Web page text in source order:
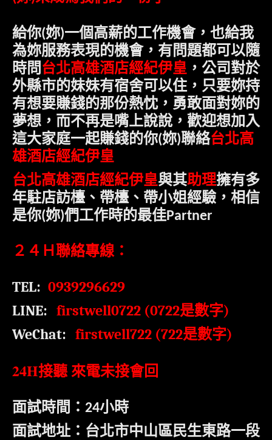
給你(妳)一個高薪的工作機會，也給我
為妳服務表現的機會，有問題都可以隨
時問台北高雄酒店經紀伊皇 ，公司對於
外縣市的妹妹有宿舍可以住，只要妳持
有想要賺錢的那份熱忱，勇敢面對妳的
夢想，而不再是嘴上說說，歡迎想加入
這大家庭一起賺錢的你(妳)聯絡台北高
雄酒店經紀伊皇
台北高雄酒店經紀伊皇與其助理擁有多
年駐店訪檯、帶檯、帶小姐經驗，相信
是你(妳)們工作時的最佳Partner
２４Ｈ聯絡專線：
TEL: 0939296629
LINE: firstwell0722 (0722是數字)
WeChat: firstwell722 (722是數字)
24H接聽 來電未接會回
面試時間： 24小時
面試地址：台北市中山區民生東路一段